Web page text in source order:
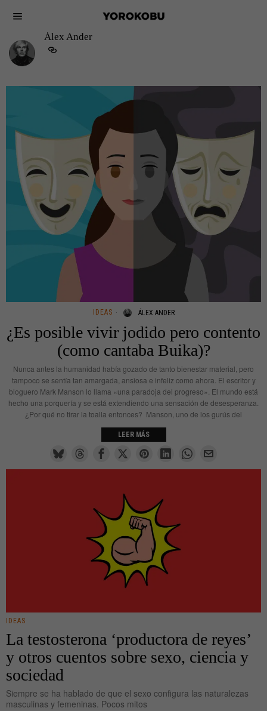
Álex Ander
IDEAS ÁLEX ANDER
¿Es posible vivir jodido pero contento
(como cantaba Buika)?
Nunca antes la humanidad había gozado de tanto bienestar material, pero
tampoco se sentía tan amargada, ansiosa e infeliz como ahora. El escritor y
bloguero Mark Manson lo llama «una paradoja del progreso». El mundo está
hecho una porquería y se está extendiendo una sensación de desesperanza.
¿Por qué no tirar la toalla entonces? Manson, uno de los gurús del
LEER MÁS
IDEAS
La testosterona ‘productora de reyes’
y otros cuentos sobre sexo, ciencia y
sociedad
Siempre se ha hablado de que el sexo configura las naturalezas
masculinas y femeninas. Pocos mitos